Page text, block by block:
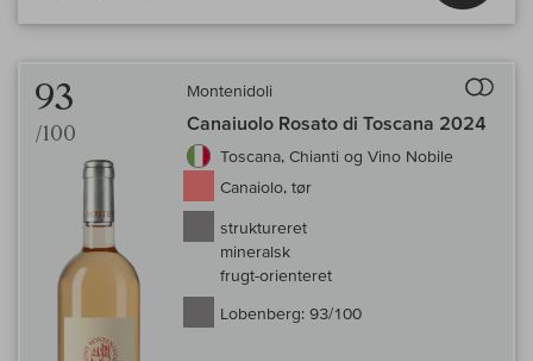
93
/100
Montenidoli
Canaiuolo Rosato di Toscana 2024
Toscana, Chianti og Vino Nobile
Canaiolo, tør
struktureret
mineralsk
frugt-orienteret
Lobenberg: 93/100